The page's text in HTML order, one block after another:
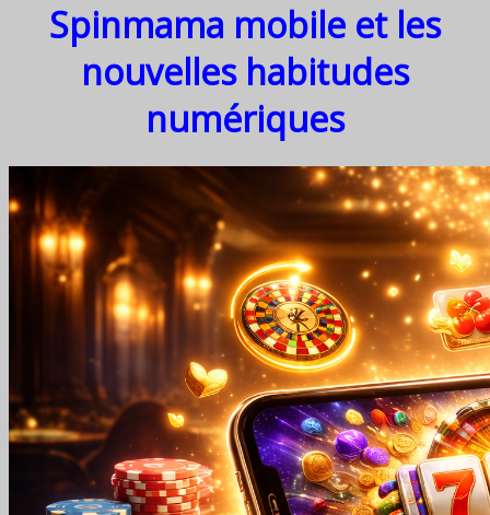
Spinmama mobile et les
nouvelles habitudes
numériques